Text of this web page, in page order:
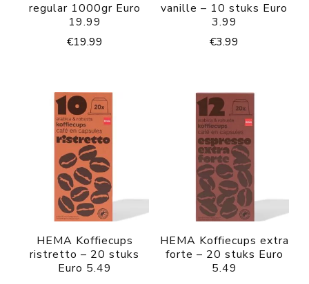
regular 1000gr Euro
19.99
€19.99
vanille – 10 stuks Euro
3.99
€3.99
HEMA Koffiecups
ristretto – 20 stuks
Euro 5.49
HEMA Koffiecups extra
forte – 20 stuks Euro
5.49